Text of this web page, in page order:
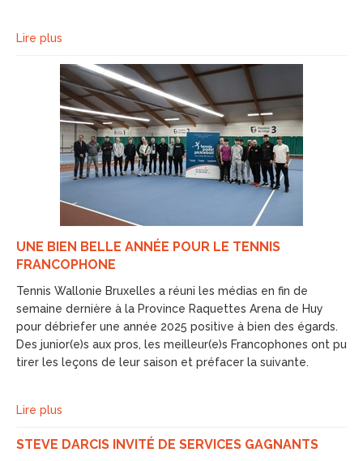
Lire plus
UNE BIEN BELLE ANNÉE POUR LE TENNIS
FRANCOPHONE
Tennis Wallonie Bruxelles a réuni les médias en fin de
semaine dernière à la Province Raquettes Arena de Huy
pour débriefer une année 2025 positive à bien des égards.
Des junior(e)s aux pros, les meilleur(e)s Francophones ont pu
tirer les leçons de leur saison et préfacer la suivante.
Lire plus
STEVE DARCIS INVITÉ DE SERVICES GAGNANTS